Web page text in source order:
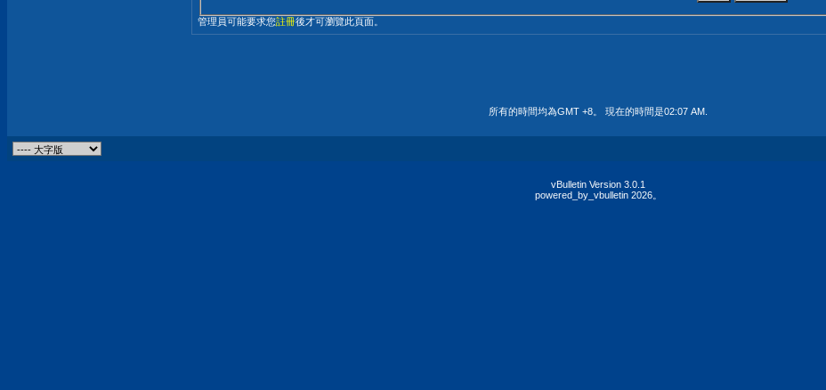
管理員可能要求您註冊後才可瀏覽此頁面。
所有的時間均為GMT +8。 現在的時間是02:07 AM
vBulletin Version 3.0.1
powered_by_vbulletin 2026。